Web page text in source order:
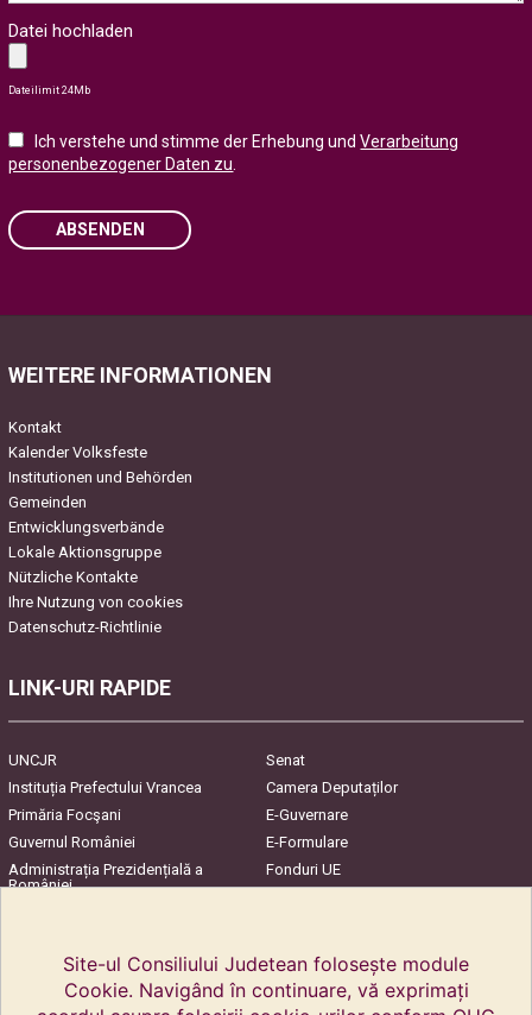
Datei hochladen
Dateilimit 24Mb
Ich verstehe und stimme der Erhebung undVerarbeitung
personenbezogener Daten zu
ABSENDEN
WEITERE INFORMATIONEN
Kontakt
Kalender Volksfeste
Institutionen und Behörden
Gemeinden
Entwicklungsverbände
Lokale Aktionsgruppe
Nützliche Kontakte
Ihre Nutzung von cookies
Datenschutz-Richtlinie
LINK-URI RAPIDE
UNCJR
Senat
Instituția Prefectului Vrancea
Camera Deputaților
Primăria Focşani
E-Guvernare
Guvernul României
E-Formulare
Administrația Prezidențială a
României
Fonduri UE
Site-ul Consiliului Judetean folosește module
Cookie. Navigând în continuare, vă exprimați